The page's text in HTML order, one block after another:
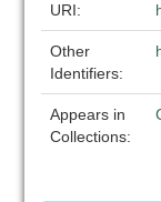
URI:
Other
Identifiers:
Appears in
Collections: